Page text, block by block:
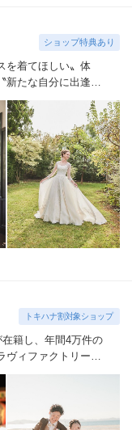
ショップ特典あり
を着てほしい〟 体
たな自分に出逢え
。
素材・デザイ
3～23号まで展開。
多数取扱っており、
トされたインポート
ズ調整。さらに和装
れている厳選された
やかなコレクショ
お衣裳選びをお手伝
トキハナ割対象ショップ
籍し、年間4万件の
ィファクトリー。
に寄りそい素敵な表
ファーたち。お好
だけます。季節を感
ン、普段の服装でい